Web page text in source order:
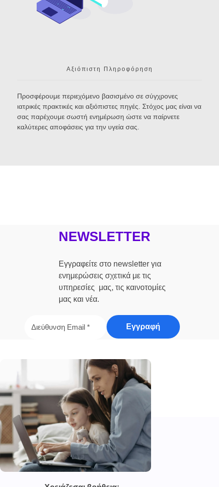
Αξιόπιστη Πληροφόρηση
Προσφέρουμε περιεχόμενο βασισμένο σε σύγχρονες
ιατρικές πρακτικές και αξιόπιστες πηγές. Στόχος μας είναι να
σας παρέχουμε σωστή ενημέρωση ώστε να παίρνετε
καλύτερες αποφάσεις για την υγεία σας.
NEWSLETTER
Εγγραφείτε στο newsletter για
ενημερώσεις σχετικά με τις
υπηρεσίες μας, τις καινοτομίες
μας και νέα.